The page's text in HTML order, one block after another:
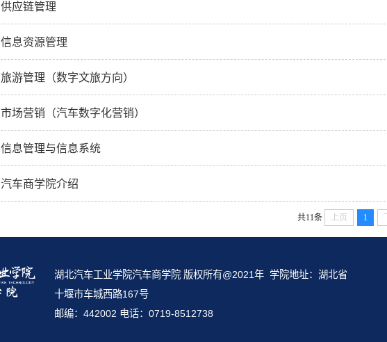
供应链管理
信息资源管理
旅游管理（数字文旅方向）
市场营销（汽车数字化营销）
信息管理与信息系统
汽车商学院介绍
共11条 上页 1
湖北汽车工业学院汽车商学院 版权所有@2021年 学院地址：湖北省
十堰市车城西路167号
邮编：442002 电话：0719-8512738